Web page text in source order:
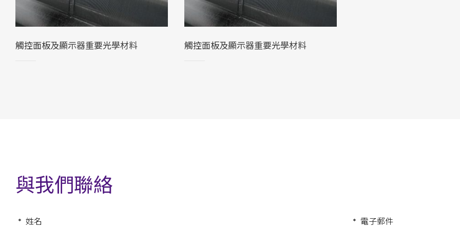
觸控面板及顯示器重要光學材料 觸控面板及顯示器重要光學材料
與我們聯絡
* 姓名 * 電子郵件